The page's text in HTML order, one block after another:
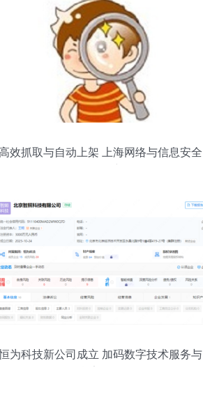
效抓取与自动上架 上海网络与信息安全
为科技新公司成立 加码数字技术服务与